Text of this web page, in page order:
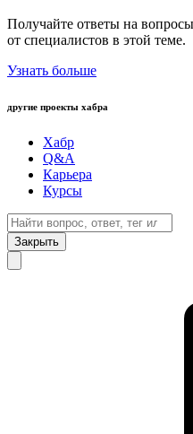
Получайте ответы на
от специалистов в этой теме.
Узнать больше
другие проекты хабра
Хабр
Q&A
Карьера
Курсы
Закрыть